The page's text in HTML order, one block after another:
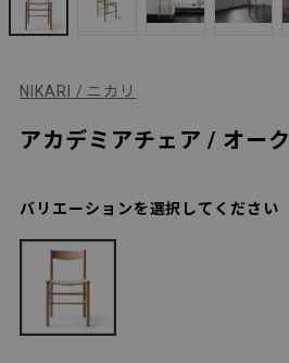
NIKARI / ニカリ
アカデミアチェア / オーク
バリエーションを選択してください